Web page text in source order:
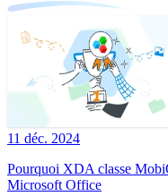
11 déc. 2024
Pourquoi XDA classe
Microsoft Office